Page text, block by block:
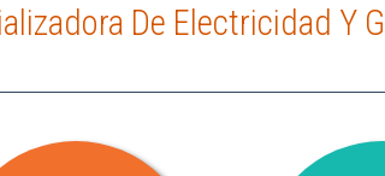
De Electricidad Y